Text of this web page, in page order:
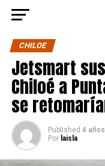
CHILOE
Jetsmart
Chiloé a
se
Published 4
Por laisla